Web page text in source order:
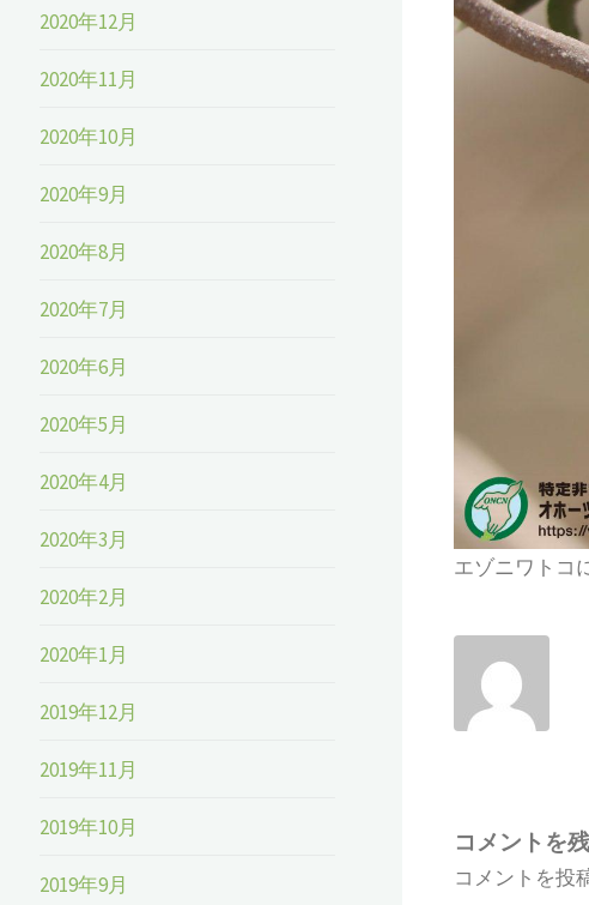
エゾニワトコ
コメントを
コメントを投
2020年12月
2020年11月
2020年10月
2020年9月
2020年8月
2020年7月
2020年6月
2020年5月
2020年4月
2020年3月
2020年2月
2020年1月
2019年12月
2019年11月
2019年10月
2019年9月